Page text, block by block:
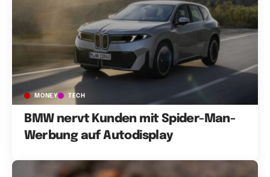
MONEY TECH
BMW nervt Kunden mit Spider-Man-
Werbung auf Autodisplay